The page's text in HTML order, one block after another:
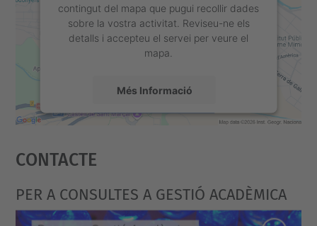
Tech
Talent
contingut del mapa que pugui recollir dades
sobre la vostra activitat. Reviseu-ne els
detalls i accepteu el servei per veure el
mapa.
Més Informació
powered by
Contacte
PER A CONSULTES A GESTIÓ ACADÈMICA